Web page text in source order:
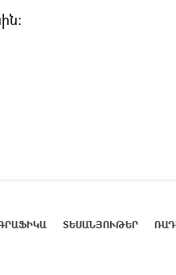
ՏԵՍԱՆՅՈՒԹԵՐ